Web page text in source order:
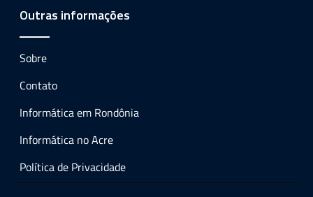
Outras informações
Sobre
Contato
Informática em Rondônia
Informática no Acre
Política de Privacidade